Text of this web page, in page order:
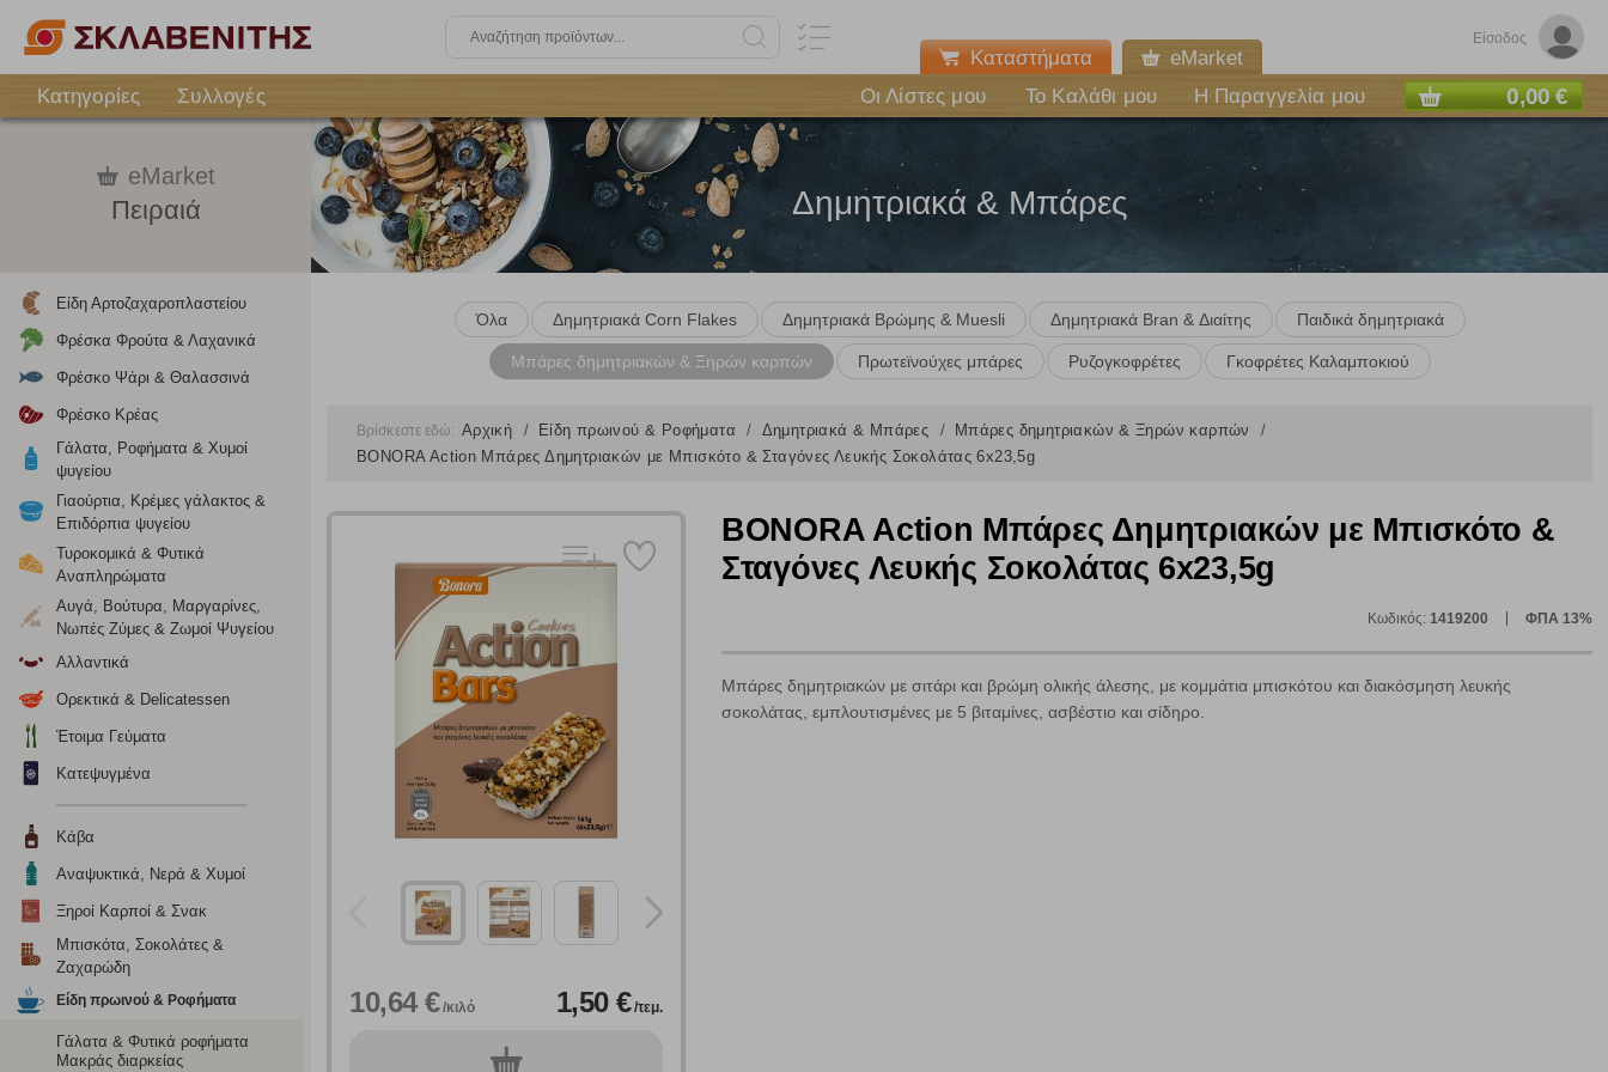
Είσοδος
Καταστήματα
eMarket
Κατηγορίες
Συλλογές Οι Λίστες μου Το Καλάθι μου Η Παραγγελία μου 0,00 €
eMarket
Πειραιά
Είδη Αρτοζαχαροπλαστείου
Φρέσκα Φρούτα & Λαχανικά
Φρέσκο Ψάρι & Θαλασσινά
Φρέσκο Κρέας
Γάλατα, Ροφήματα & Χυμοί
ψυγείου
Γιαούρτια, Κρέμες γάλακτος &
Επιδόρπια ψυγείου
Τυροκομικά & Φυτικά
Αναπληρώματα
Αυγά, Βούτυρα, Μαργαρίνες,
Νωπές Ζύμες & Ζωμοί Ψυγείου
Αλλαντικά
Ορεκτικά & Delicatessen
Έτοιμα Γεύματα
Κατεψυγμένα
Κάβα
Αναψυκτικά, Νερά & Χυμοί
Ξηροί Καρποί & Σνακ
Μπισκότα, Σοκολάτες &
Ζαχαρώδη
Είδη πρωινού & Ροφήματα
Γάλατα & Φυτικά ροφήματα
Μακράς διαρκείας
Δημητριακά & Μπάρες
Όλα Δημητριακά Corn Flakes Δημητριακά Βρώμης & Muesli Δημητριακά Bran & Διαίτης Παιδικά δημητριακά
Μπάρες δημητριακών & Ξηρών καρπών Πρωτεϊνούχες μπάρες Ρυζογκοφρέτες Γκοφρέτες Καλαμποκιού
Βρίσκεστε εδώ: Αρχική Είδη πρωινού & Ροφήματα Δημητριακά & Μπάρες
Μπάρες δημητριακών & Ξηρών καρπών
BONORA Action Μπάρες Δημητριακών με Μπισκότο & Σταγόνες Λευκής Σοκολάτας 6x23,5g
10,64 €/κιλό 1,50 €/τεμ.
0τεμ.
BONORA Action Μπάρες Δημητριακών με Μπισκότο &
Σταγόνες Λευκής Σοκολάτας 6x23,5g
Κωδικός: 1419200 ΦΠΑ 13%
Μπάρες δημητριακών με σιτάρι και βρώμη ολικής άλεσης, με κομμάτια μπισκότου και διακόσμηση λευκής
σοκολάτας, εμπλουτισμένες με 5 βιταμίνες, ασβέστιο και σίδηρο.